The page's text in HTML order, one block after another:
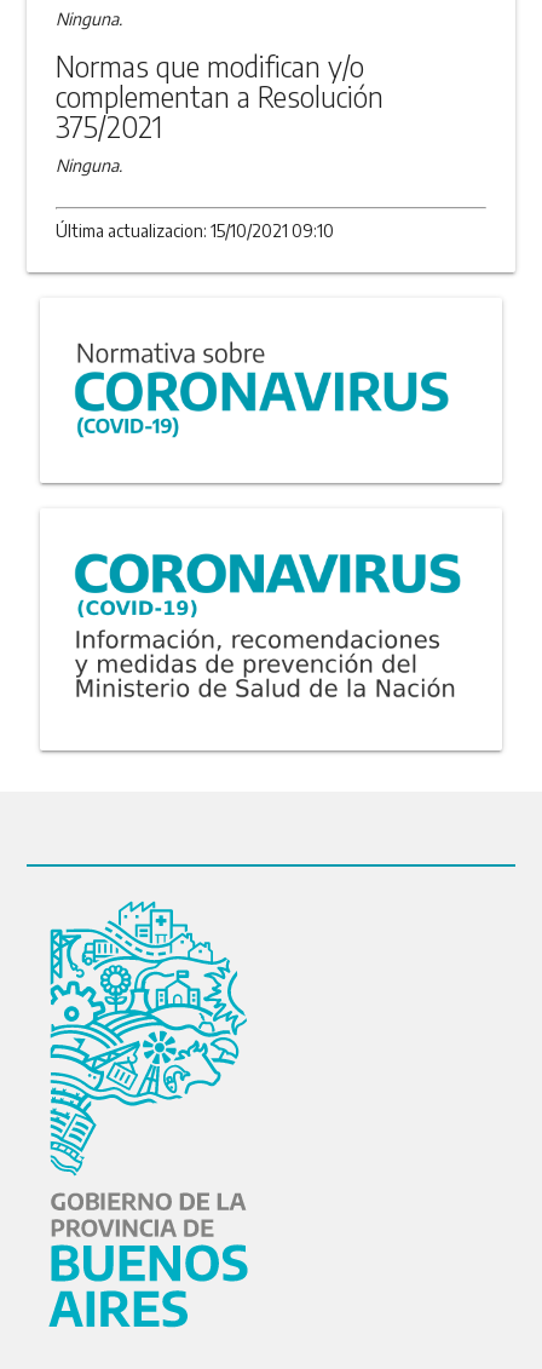
Ninguna.
Normas que modifican y/o
complementan a Resolución
375/2021
Ninguna.
Última actualizacion: 15/10/2021 09:10